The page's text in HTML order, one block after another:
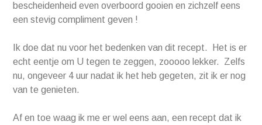
bescheidenheid even overboord gooien en zichzelf eens
een stevig compliment geven !
Ik doe dat nu voor het bedenken van dit recept. Het is er
echt eentje om U tegen te zeggen, zooooo lekker. Zelfs
nu, ongeveer 4 uur nadat ik het heb gegeten, zit ik er nog
van te genieten.
Af en toe waag ik me er wel eens aan, een recept dat ik